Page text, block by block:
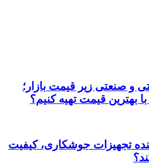
بخریم؟
برای شناسایی
دیجیتال